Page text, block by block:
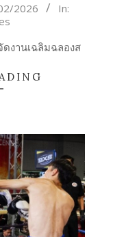
2026
In:
ดงานเฉลิมฉลองส